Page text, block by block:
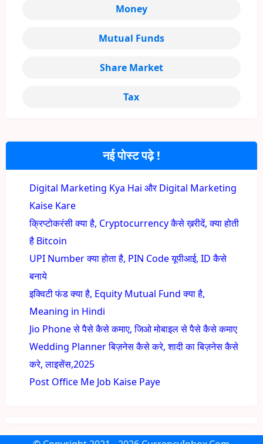
नई पोस्ट पढ़े !
Digital Marketing Kya Hai और Digital Marketing
Kaise Kare
क्रिप्टोकरंसी क्या है, Cryptocurrency कैसे ख़रीदें, क्या होती
है Bitcoin
UPI Number क्या होता है, PIN Code यूपीआई, ID कैसे
बनाये
इक्विटी फंड क्या है, Equity Mutual Fund क्या है,
Meaning in Hindi
Jio Phone से पैसे कैसे कमाए, जिओ मोबाइल से पैसे कैसे कमाए
Wedding Planner बिज़नेस कैसे करे, शादी का बिज़नेस कैसे
करे, लाइसेंस,2025
Post Office Me Job Kaise Paye
Money
Mutual Funds
Share Market
Tax